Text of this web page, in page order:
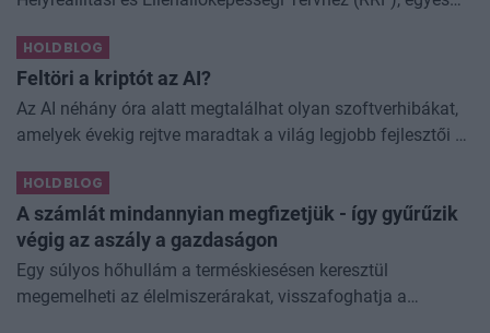
kapcsolódó adóintézkedésekről, v
HOLDBLOG
Feltöri a kriptót az AI?
Az AI néhány óra alatt megtalálhat olyan szoftverhibákat,
amelyek évekig rejtve maradtak a világ legjobb fejlesztői és
különösen nagy...
HOLDBLOG
A számlát mindannyian megfizetjük - így gyűrűzik
végig az aszály a gazdaságon
Egy súlyos hőhullám a terméskiesésen keresztül
megemelheti az élelmiszerárakat, visszafoghatja a